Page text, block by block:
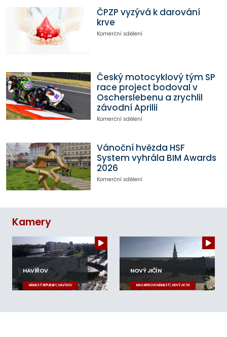
ČPZP vyzývá k darování
krve
Komerční sdělení
Český motocyklový tým SP
race project bodoval v
Oscherslebenu a zrychlil
závodní Aprilii
Komerční sdělení
Vánoční hvězda HSF
System vyhrála BIM Awards
2026
Komerční sdělení
Kamery
HAVÍŘOV
NÁMĚSTÍ REPUBLIKY, HAVÍŘOV
NOVÝ JIČÍN
MASARYKOVO NÁMĚSTÍ, NOVÝ JIČÍN